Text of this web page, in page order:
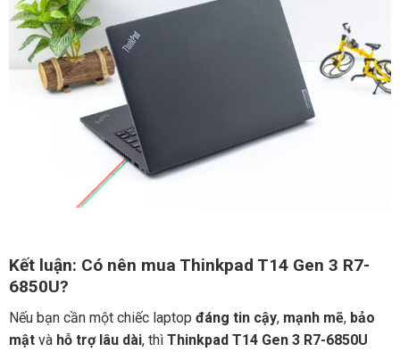
Kết luận: Có nên mua Thinkpad T14 Gen 3 R7-
6850U?
Nếu bạn cần một chiếc laptop đáng tin cậy, mạnh mẽ, bảo
mậtvà hỗ trợ lâu dài, thì Thinkpad T14 Gen 3 R7-6850U